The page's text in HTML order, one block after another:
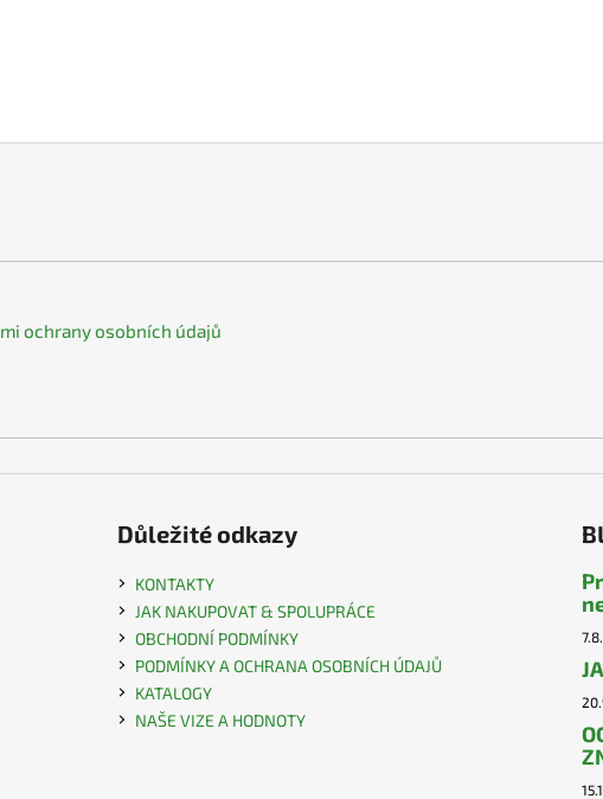
ochrany osobních údajů
Důležité odkazy
KONTAKTY
JAK NAKUPOVAT & SPOLUPRÁCE
OBCHODNÍ PODMÍNKY
PODMÍNKY A OCHRANA OSOBNÍCH ÚDAJŮ
KATALOGY
NAŠE VIZE A HODNOTY